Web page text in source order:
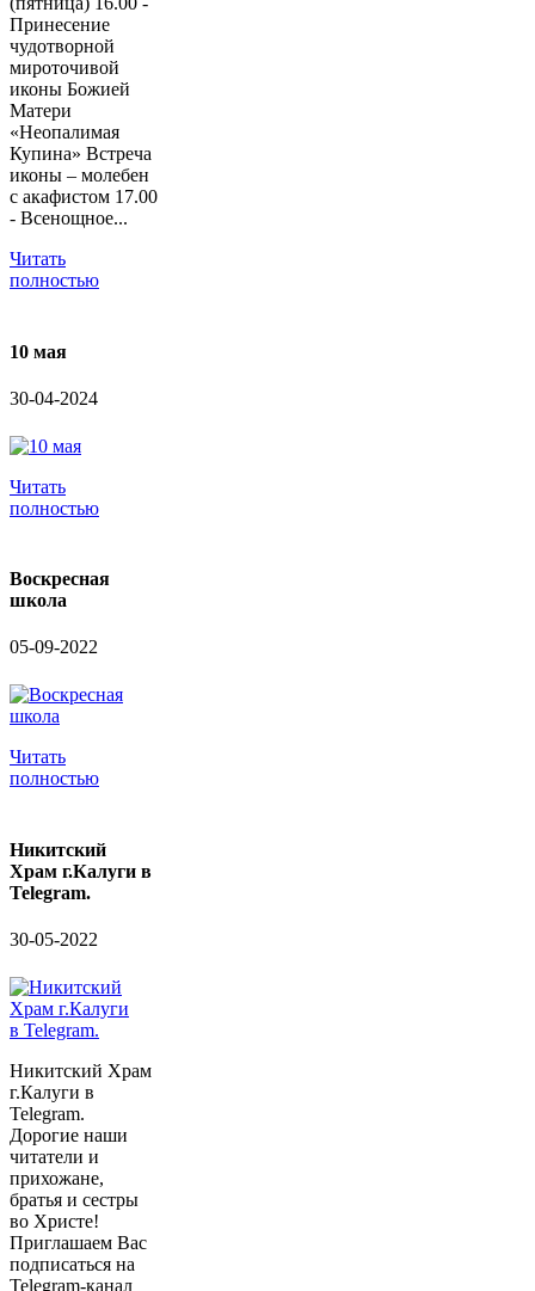
Принесение
чудотворной
мироточивой
иконы Божией
Матери
«Неопалимая
Купина» Встреча
иконы – молебен
с акафистом 17.00
- Всенощное...
Читать
полностью
10 мая
30-04-2024
Читать
полностью
Воскресная
школа
05-09-2022
Читать
полностью
Никитский
Храм г.Калуги в
Telegram.
30-05-2022
Никитский Храм
г.Калуги в
Telegram.
Дорогие наши
читатели и
прихожане,
братья и сестры
во Христе!
Приглашаем Вас
подписаться на
Telegram-канал